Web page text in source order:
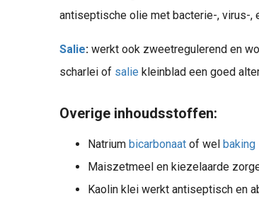
antiseptische olie met bacterie-, virus-,
Salie: werkt ook zweetregulerend en
scharlei of salie kleinblad een goed
Overige inhoudsstoffen:
Natrium bicarbonaat of wel
Maiszetmeel en kiezelaarde
Kaolin klei werkt antiseptisch en